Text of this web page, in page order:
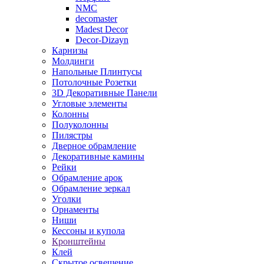
NMC
decomaster
Madest Decor
Decor-Dizayn
Карнизы
Молдинги
Напольные Плинтусы
Потолочные Розетки
3D Декоративные Панели
Угловые элементы
Колонны
Полуколонны
Пилястры
Дверное обрамление
Декоративные камины
Рейки
Обрамление арок
Обрамление зеркал
Уголки
Орнаменты
Ниши
Кессоны и купола
Кронштейны
Клей